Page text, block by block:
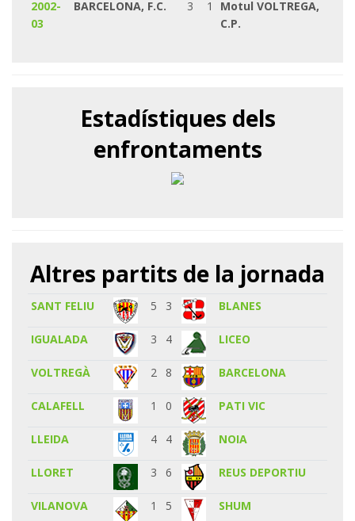
2002-
03
BARCELONA, F.C. 3 1
Motul VOLTREGA,
C.P.
Estadístiques dels
enfrontaments
Altres partits de la jornada
SANT FELIU 5 3 BLANES
IGUALADA 3 4 LICEO
VOLTREGÀ 2 8 BARCELONA
CALAFELL 1 0 PATI VIC
LLEIDA 4 4 NOIA
LLORET 3 6 REUS DEPORTIU
VILANOVA 1 5 SHUM